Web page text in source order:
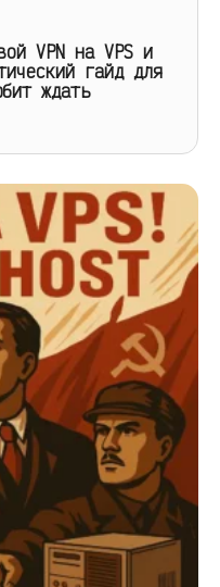
VPN на VPS и
гайд для
ждать